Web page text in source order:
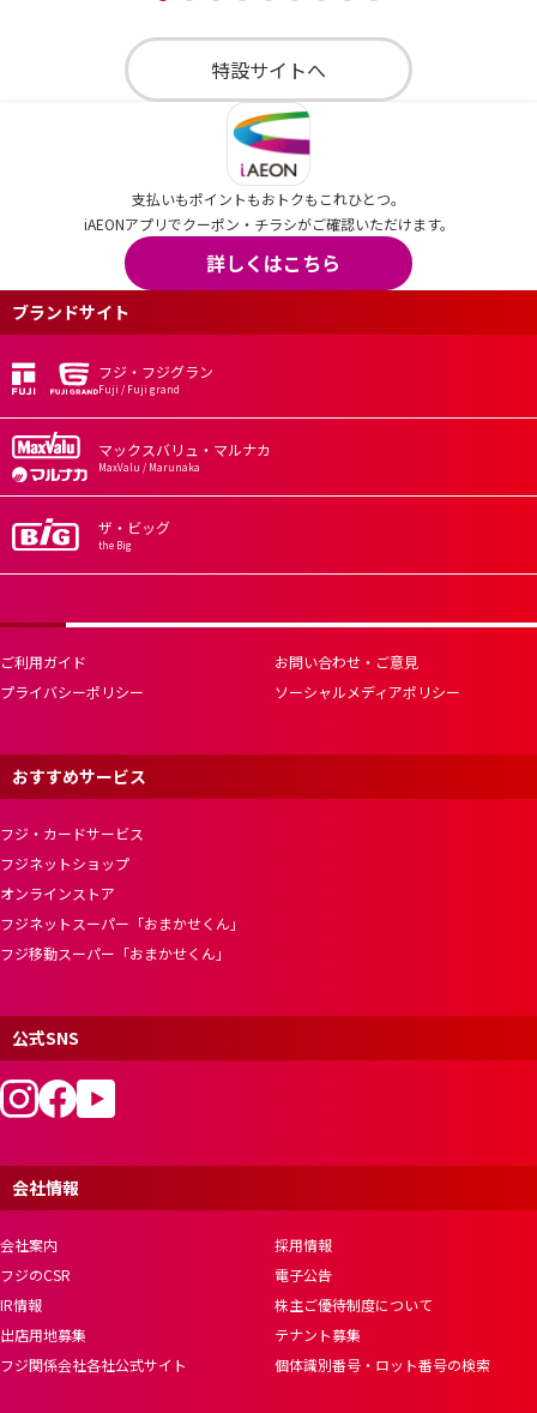
特設サイトへ
支払いもポイントもおトクもこれひとつ。
iAEONアプリでクーポン・チラシがご確認いただけます。
詳しくはこちら
ブランドサイト
フジ・フジグラン
Fuji / Fuji grand
マックスバリュ・マルナカ
MaxValu / Marunaka
ザ・ビッグ
the Big
ご利用ガイド
お問い合わせ・ご意見
プライバシーポリシー
ソーシャルメディアポリシー
おすすめサービス
フジ・カードサービス
フジネットショップ
オンラインストア
フジネットスーパー「おまかせくん」
フジ移動スーパー「おまかせくん」
公式SNS
会社情報
会社案内
採用情報
フジのCSR
電子公告
IR情報
株主ご優待制度について
出店用地募集
テナント募集
フジ関係会社各社公式サイト
個体識別番号・ロット番号の検索